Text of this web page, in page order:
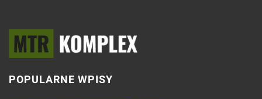
POPULARNE WPISY